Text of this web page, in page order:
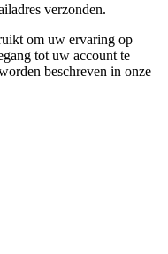
verzonden.
om uw ervaring op
tot uw account te
beschreven in onze